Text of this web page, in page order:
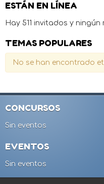
ESTÁN EN LÍNEA
Hay 511 invitados y ningún
TEMAS POPULARES
No se han encontrado
CONCURSOS
Sin eventos
EVENTOS
Sin eventos